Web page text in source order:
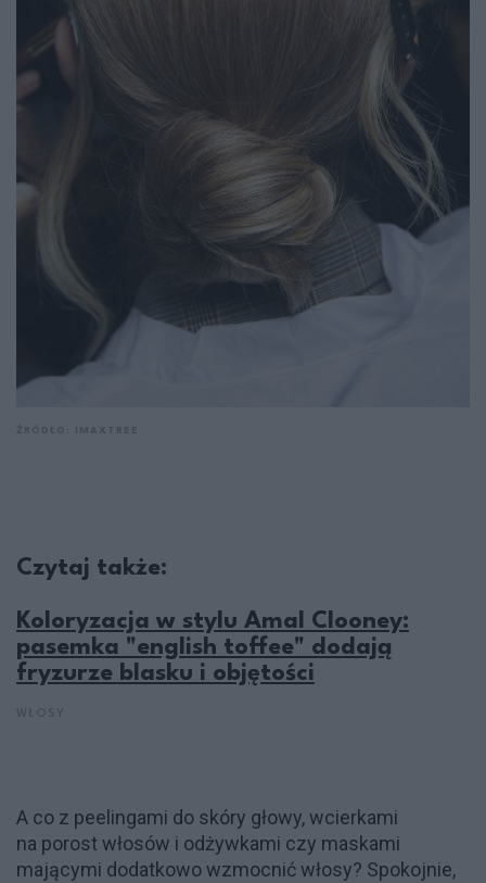
Czytaj także:
Koloryzacja w stylu Amal Clooney:
pasemka "english toffee" dodają
fryzurze blasku i objętości
A co z peelingami do skóry głowy, wcierkami
na porost włosów i odżywkami czy maskami
mającymi dodatkowo wzmocnić włosy? Spokojnie,